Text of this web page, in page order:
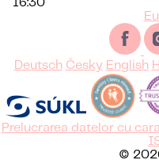
16:30
Deutsch Česky English
Prelucrarea datelor cu
©